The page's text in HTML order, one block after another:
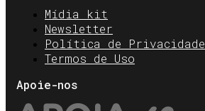
Mídia kit
Newsletter
Política de Privacidade
Termos de Uso
Apoie-nos